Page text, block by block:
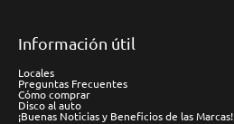
Información útil
Locales
Preguntas Frecuentes
Cómo comprar
Disco al auto
¡Buenas Noticias y Beneficios de las Marcas!